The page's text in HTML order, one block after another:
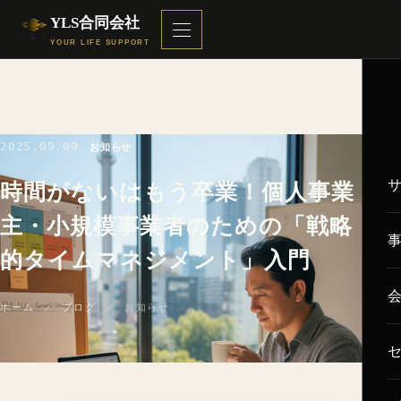
YLS合同会社
YOUR LIFE SUPPORT
2025.09.09 お知らせ
時間がないはもう卒業！個人事業
主・小規模事業者のための「戦略
的タイムマネジメント」入門
ホーム ／ブログ ／ お知らせ